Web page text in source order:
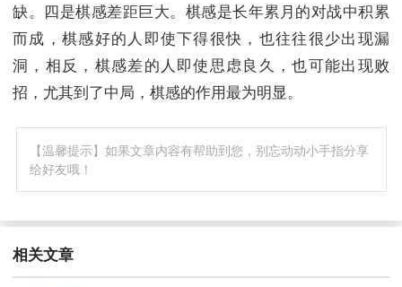
缺。四是棋感差距巨大。棋感是长年累月的对战中积累
而成，棋感好的人即使下得很快，也往往很少出现漏
洞，相反，棋感差的人即使思虑良久，也可能出现败
招，尤其到了中局，棋感的作用最为明显。
【温馨提示】如果文章内容有帮助到您，别忘动动小手指分享
给好友哦！
相关文章